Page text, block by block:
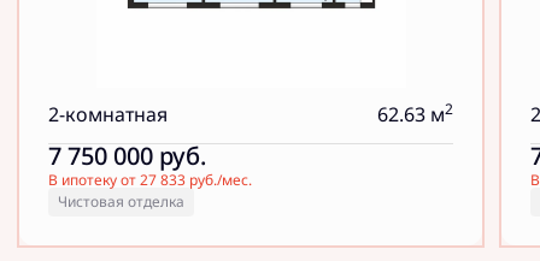
2-комнатная 62.63 м2
7 750 000руб.
В ипотеку от 27 833 руб./мес.
Чистовая отделка